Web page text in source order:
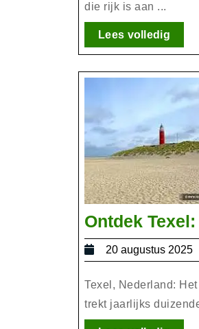
die rijk is aan ...
Lees volledigLees
Ontdek
20 augustus 2025
Texel, Nederland:
trekt jaarlijks